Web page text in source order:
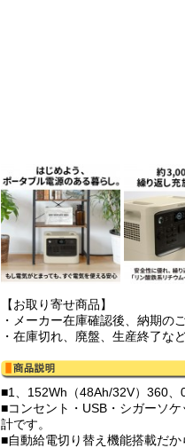
【お取り寄せ商品】
・メーカー在庫確認後、納期の
・在庫切れ、廃盤、生産終了な
■1、152Wh（48Ah/32V）360
■コンセント・USB・シガーソ
計です。
■自動給電切り替え機能搭載だ